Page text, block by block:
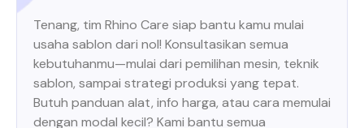
Tenang, tim Rhino Care siap bantu kamu mulai
usaha sablon dari nol! Konsultasikan semua
kebutuhanmu—mulai dari pemilihan mesin, teknik
sablon, sampai strategi produksi yang tepat.
Butuh panduan alat, info harga, atau cara memulai
dengan modal kecil? Kami bantu semua